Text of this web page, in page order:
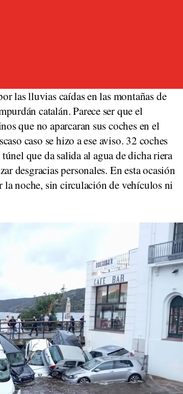
las lluvias caídas en las montañas de
catalán. Parece ser que el
que no aparcaran sus coches en el
caso se hizo a ese aviso. 32 coches
que da salida al agua de dicha riera
desgracias personales. En esta ocasión
la noche, sin circulación de vehículos ni